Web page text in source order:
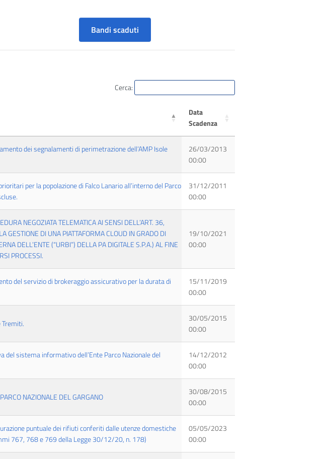
Bandi scaduti
Cerca:
Data
Scadenza
dei segnalamenti di perimetrazione dell’AMP Isole
26/03/2013
00:00
per la popolazione di Falco Lanario all’interno del Parco
31/12/2011
00:00
NEGOZIATA TELEMATICA AI SENSI DELL’ART. 36,
DI UNA PIATTAFORMA CLOUD IN GRADO DI
DELL’ENTE (“URBI”) DELLA PA DIGITALE S.P.A.) AL FINE
PROCESSI.
19/10/2021
00:00
del servizio di brokeraggio assicurativo per la durata di
15/11/2019
00:00
30/05/2015
00:00
sistema informativo dell’Ente Parco Nazionale del
14/12/2012
00:00
NAZIONALE DEL GARGANO
30/08/2015
00:00
puntuale dei rifiuti conferiti dalle utenze domestiche
767, 768 e 769 della Legge 30/12/20, n. 178)
05/05/2023
00:00